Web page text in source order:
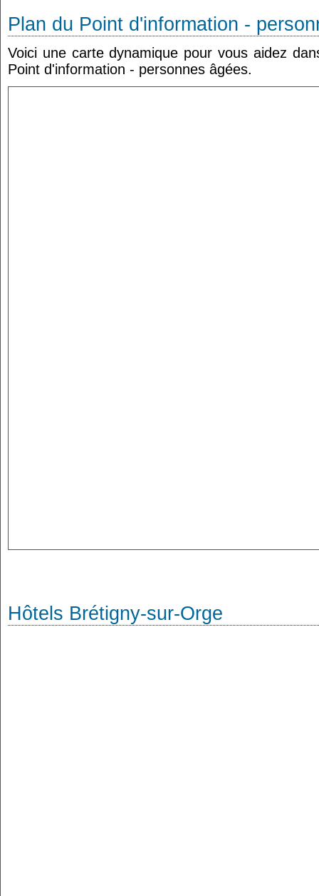
Plan du Point d'information -
Voici une carte dynamique pour vous aidez
Point d'information - personnes âgées.
Hôtels Brétigny-sur-Orge